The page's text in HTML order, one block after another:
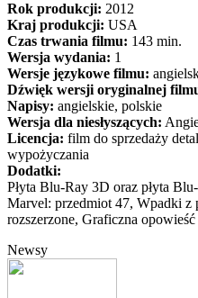
Rok produkcji: 2012
Kraj produkcji: USA
Czas trwania filmu: 143 min.
Wersja wydania: 1
Wersje językowe filmu:
Dźwięk wersji oryginalnej
Napisy: angielskie, polskie
Wersja dla niesłyszących:
Licencja: film do sprzedaży
wypożyczania
Dodatki:
Płyta Blu-Ray 3D oraz płyta
Marvel: przedmiot 47, Wpadki z
rozszerzone, Graficzna opowieść
Newsy